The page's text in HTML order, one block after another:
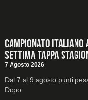
Campionato Italiano
settima tappa
7 Agosto 2026
Dal 7 al 9 agosto punti
Dopo